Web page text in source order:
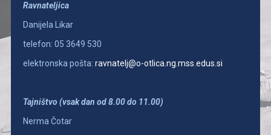
Ravnateljica
Danijela Likar
telefon: 05 3649 530
elektronska pošta: ravnatelj@o-otlica.ng.mss.edus.si
Tajništvo (vsak dan od 8.00 do 11.00)
Nerma Čotar